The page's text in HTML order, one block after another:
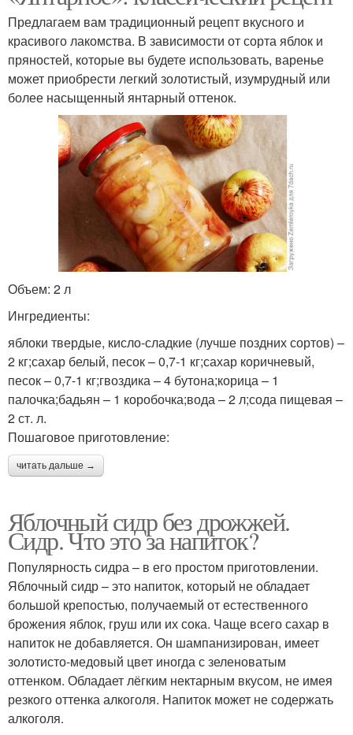
Предлагаем вам традиционный рецепт вкусного и
красивого лакомства. В зависимости от сорта яблок и
пряностей, которые вы будете использовать, варенье
может приобрести легкий золотистый, изумрудный или
более насыщенный янтарный оттенок.
Объем: 2 л
Ингредиенты:
яблоки твердые, кисло-сладкие (лучше поздних сортов) –
2 кг;сахар белый, песок – 0,7-1 кг;сахар коричневый,
песок – 0,7-1 кг;гвоздика – 4 бутона;корица – 1
палочка;бадьян – 1 коробочка;вода – 2 л;сода пищевая –
2 ст. л.
Пошаговое приготовление:
читать дальше →
Яблочный сидр без дрожжей.
Сидр. Что это за напиток?
Популярность сидра – в его простом приготовлении.
Яблочный сидр – это напиток, который не обладает
большой крепостью, получаемый от естественного
брожения яблок, груш или их сока. Чаще всего сахар в
напиток не добавляется. Он шампанизирован, имеет
золотисто-медовый цвет иногда с зеленоватым
оттенком. Обладает лёгким нектарным вкусом, не имея
резкого оттенка алкоголя. Напиток может не содержать
алкоголя.